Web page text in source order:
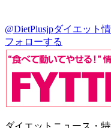
@DietPlusjpダイエット
フォローする
ダイエットニュース・